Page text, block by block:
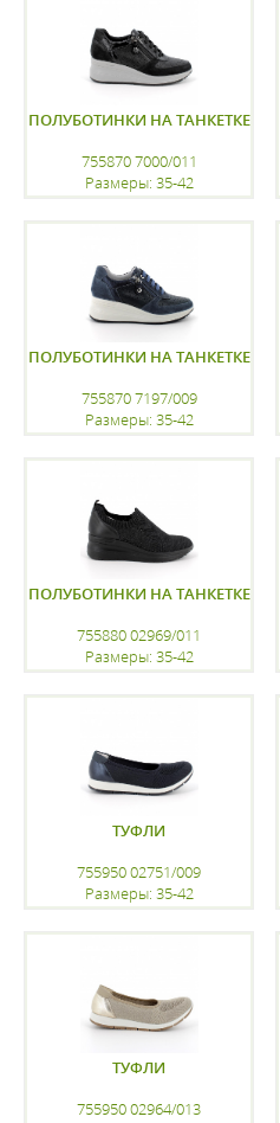
ПОЛУБОТИНКИ НА ТАНКЕТКЕ
755870 7000/011
Размеры: 35-42
ПОЛУБОТИНКИ НА ТАНКЕТКЕ
755870 7197/009
Размеры: 35-42
ПОЛУБОТИНКИ НА ТАНКЕТКЕ
755880 02969/011
Размеры: 35-42
ТУФЛИ
755950 02751/009
Размеры: 35-42
ТУФЛИ
755950 02964/013